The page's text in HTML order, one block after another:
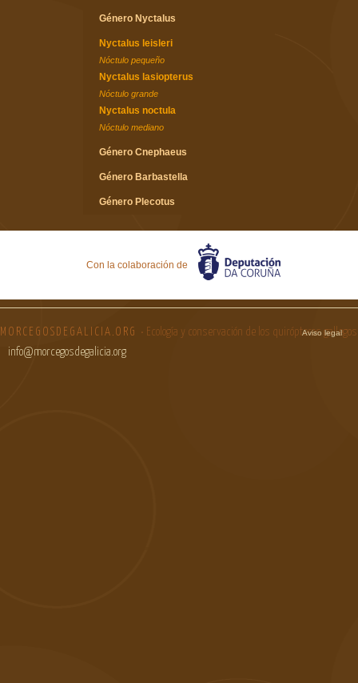
Género Nyctalus
Nyctalus leisleri
Nóctulo pequeño
Nyctalus lasiopterus
Nóctulo grande
Nyctalus noctula
Nóctulo mediano
Género Cnephaeus
Género Barbastella
Género Plecotus
Familia Molossidae
Con la colaboración de
MORCEGOSDEGALICIA.ORG • Ecología y conservación de los quirópteros gallegos
info@morcegosdegalicia.org
Aviso legal